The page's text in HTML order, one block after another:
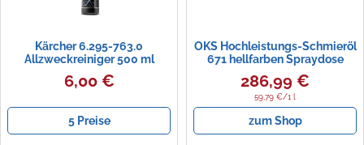
Kärcher 6.295-763.0
Allzweckreiniger 500 ml
6,00 €
5 Preise
OKS Hochleistungs-Schmieröl
671 hellfarben Spraydose
400ml Stück:12
286,99 €
59,79 €/1 l
zum Shop